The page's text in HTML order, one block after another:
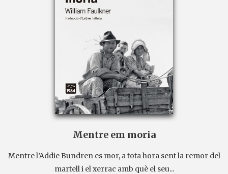
Mentre em moria
Mentre l’Addie Bundren es mor, a tota hora sent la remor del
martell i el xerrac amb què el seu...